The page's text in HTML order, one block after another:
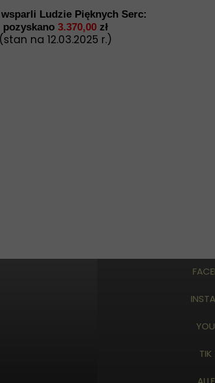
Ludzie Pięknych Serc:
pozyskano 3.370,00zł
(stan na 12.03.2025 r.)
TIK